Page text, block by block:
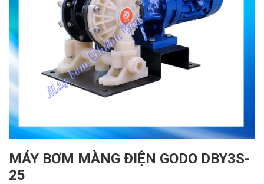
MÁY BƠM MÀNG ĐIỆN GODO DBY3S-
25